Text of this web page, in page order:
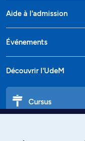
Aide à l'admission
Événements
Découvrir l'UdeM
Cursus